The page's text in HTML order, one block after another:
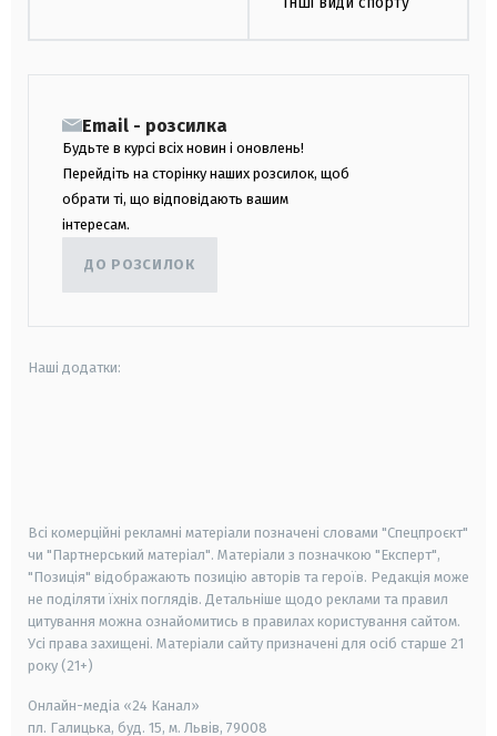
Email - розсилка
Будьте в курсі всіх новин і оновлень!
Перейдіть на сторінку наших розсилок, щоб
обрати ті, що відповідають вашим
інтересам.
ДО РОЗСИЛОК
Наші додатки:
Всі комерційні рекламні матеріали позначені словами "Спецпроєкт"
чи "Партнерський матеріал". Матеріали з позначкою "Експерт",
"Позиція" відображають позицію авторів та героїв. Редакція може
не поділяти їхніх поглядів. Детальніше щодо реклами та правил
цитування можна ознайомитись в правилах користування сайтом.
Усі права захищені. Матеріали сайту призначені для осіб старше 21
року (21+)
Онлайн-медіа «24 Канал»
пл. Галицька, буд. 15, м. Львів, 79008